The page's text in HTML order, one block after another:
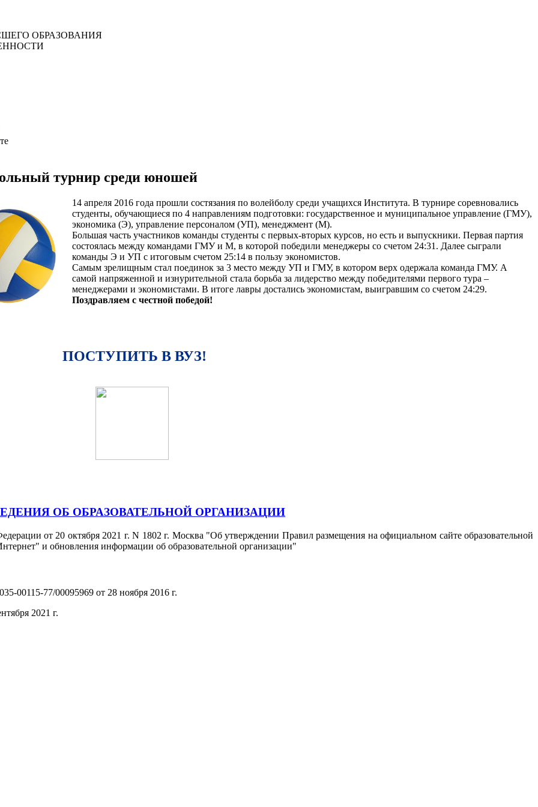
ОБРАЗОВАНИЯ
турнир среди юношей
14 апреля 2016 года прошли состязания по волейболу среди учащихся Института. В турнире соревновались
студенты, обучающиеся по 4 направлениям подготовки: государственное и муниципальное управление (ГМУ),
экономика (Э), управление персоналом (УП), менеджмент (М).
Большая часть участников команды студенты с первых-вторых курсов, но есть и выпускники. Первая партия
состоялась между командами ГМУ и М, в которой победили менеджеры со счетом 24:31. Далее сыграли
команды Э и УП с итоговым счетом 25:14 в пользу экономистов.
Самым зрелищным стал поединок за 3 место между УП и ГМУ, в котором верх одержала команда ГМУ. А
самой напряженной и изнурительной стала борьба за лидерство между победителями первого тура –
менеджерами и экономистами. В итоге лавры достались экономистам, выигравшим со счетом 24:29.
Поздравляем с честной победой!
ПОСТУПИТЬ В ВУЗ!
ОБ ОБРАЗОВАТЕЛЬНОЙ ОРГАНИЗАЦИИ
от 20 октября 2021 г. N 1802 г. Москва "Об утверждении Правил размещения на официальном сайте образовательной
и обновления информации об образовательной организации"
00115-77/00095969 от 28 ноября 2016 г.
2021 г.